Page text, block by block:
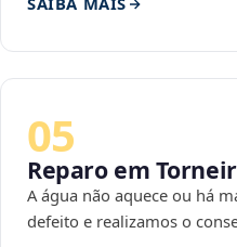
05
Reparo em
A água não aquece ou há
defeito e realizamos o